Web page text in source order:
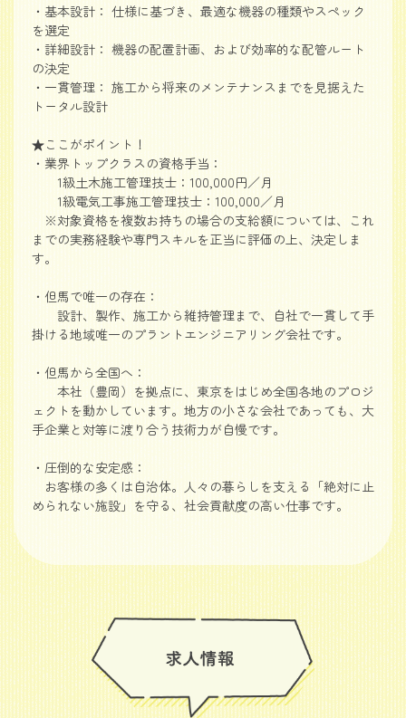
・基本設計： 仕様に基づき、最適な機器の種類やスペック
を選定
・詳細設計： 機器の配置計画、および効率的な配管ルート
の決定
・一貫管理： 施工から将来のメンテナンスまでを見据えた
トータル設計
★ここがポイント！
・業界トップクラスの資格手当：
1級土木施工管理技士：100,000円／月
1級電気工事施工管理技士：100,000／月
※対象資格を複数お持ちの場合の支給額については、これ
までの実務経験や専門スキルを正当に評価の上、決定しま
す。
・但馬で唯一の存在：
設計、製作、施工から維持管理まで、自社で一貫して手
掛ける地域唯一のプラントエンジニアリング会社です。
・但馬から全国へ：
本社（豊岡）を拠点に、東京をはじめ全国各地のプロジ
ェクトを動かしています。地方の小さな会社であっても、大
手企業と対等に渡り合う技術力が自慢です。
・圧倒的な安定感：
お客様の多くは自治体。人々の暮らしを支える「絶対に止
められない施設」を守る、社会貢献度の高い仕事です。